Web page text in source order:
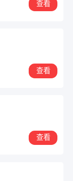
查看
查看
查看